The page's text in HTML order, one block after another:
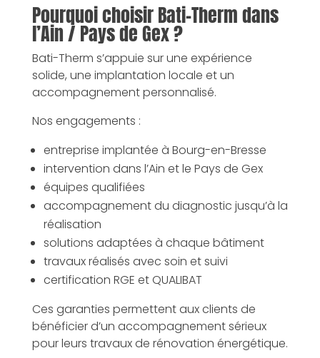
Pourquoi choisir Bati-Therm dans
l’Ain / Pays de Gex ?
Bati-Therm s’appuie sur une expérience
solide, une implantation locale et un
accompagnement personnalisé.
Nos engagements :
entreprise implantée à Bourg-en-Bresse
intervention dans l’Ain et le Pays de Gex
équipes qualifiées
accompagnement du diagnostic jusqu’à la
réalisation
solutions adaptées à chaque bâtiment
travaux réalisés avec soin et suivi
certification RGE et QUALIBAT
Ces garanties permettent aux clients de
bénéficier d’un accompagnement sérieux
pour leurs travaux de rénovation énergétique.